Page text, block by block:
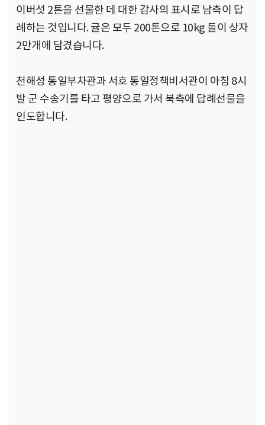
이버섯 2톤을 선물한 데 대한 감사의 표시로 남측이 답
례하는 것입니다. 귤은 모두 200톤으로 10kg 들이 상자
2만개에 담겼습니다.
천해성 통일부차관과 서호 통일정책비서관이 아침 8시
발 군 수송기를 타고 평양으로 가서 북측에 답례선물을
인도합니다.